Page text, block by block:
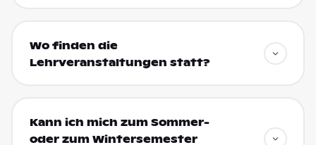
Wo finden die
Lehrveranstaltungen statt?
Kann ich mich zum Sommer-
oder zum Wintersemester